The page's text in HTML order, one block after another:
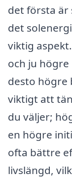
det första är
det
viktig
och ju högre
desto högre
viktigt att
du väljer;
en högre
ofta bättre
livslängd,